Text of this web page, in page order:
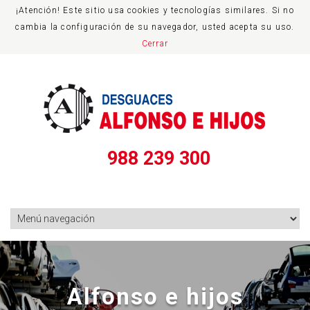
¡Atención! Este sitio usa cookies y tecnologías similares. Si no
cambia la configuración de su navegador, usted acepta su uso.
Cerrar
988 239 300
hijos
En